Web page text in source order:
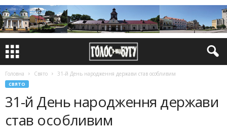
Головна Свято 31-й День народження держави став особливим
СВЯТО
31-й День народження держави
став особливим